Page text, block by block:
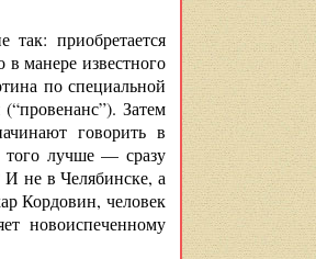
приобретается
манере известного
по специальной
Затем
говорить в
того лучше — сразу
И не в Челябинске, а
Кордовин, человек
новоиспеченному